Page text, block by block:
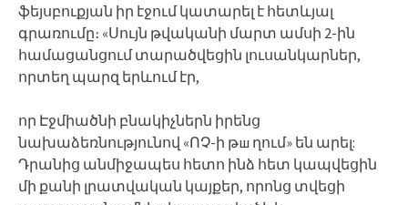
ֆեյսբուքյան իր էջում կատարել է հետևյալ
գրառումը։ «Սույն թվականի մարտ ամսի 2-ին
համացանցում տարածվեցին լուսանկարներ,
որտեղ պարզ երևում էր,
որ Էջմիածնի բնակիչներն իրենց
նախաձեռնությունով «ՈՉ-ի թш ղում» են արել:
Դրանից անմիջապես հետո ինձ հետ կապվեցին
մի քանի լրատվական կայքեր, որոնց տվեցի